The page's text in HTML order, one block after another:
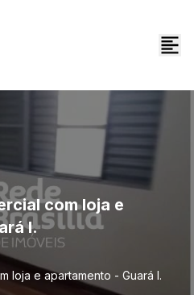
com loja e
I.
loja e apartamento - Guará I.